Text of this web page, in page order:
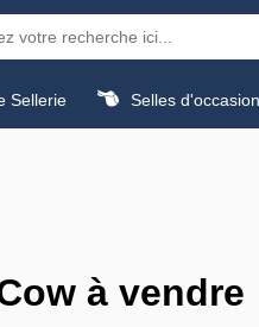
Sellerie Selles d'occasion
à vendre